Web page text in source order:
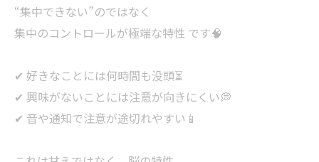
“集中できない”のではなく
集中のコントロールが極端な特性 です🧠
✔ 好きなことには何時間も没頭⏳
✔ 興味がないことには注意が向きにくい💭
✔ 音や通知で注意が途切れやすい📱